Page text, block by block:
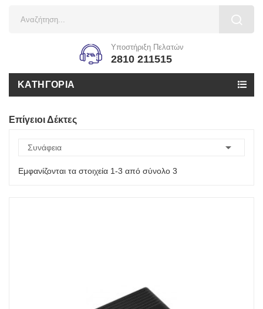
Υποστήριξη Πελατών
2810 211515
ΚΑΤΗΓΟΡΊΑ
Επίγειοι Δέκτες
Συνάφεια 
Εμφανίζονται τα στοιχεία 1-3 από σύνολο 3